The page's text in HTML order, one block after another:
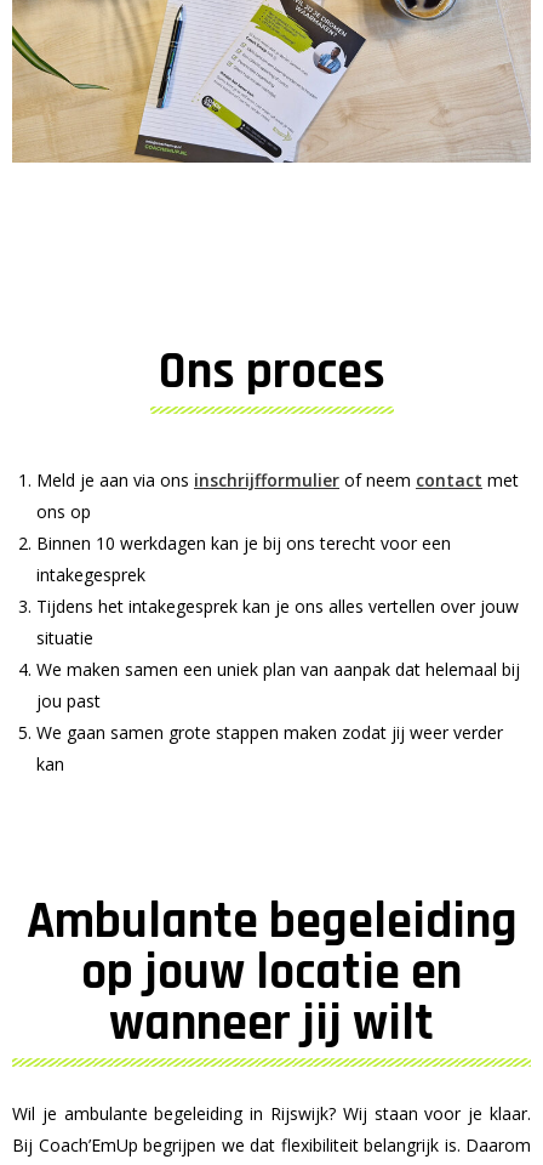
Ons proces
Meld je aan via ons inschrijfformulier of neem contact met
ons op
Binnen 10 werkdagen kan je bij ons terecht voor een
intakegesprek
Tijdens het intakegesprek kan je ons alles vertellen over jouw
situatie
We maken samen een uniek plan van aanpak dat helemaal bij
jou past
We gaan samen grote stappen maken zodat jij weer verder
kan
Ambulante begeleiding
op jouw locatie en
wanneer jij wilt
Wil je ambulante begeleiding in Rijswijk? Wij staan voor je klaar.
Bij Coach’EmUp begrijpen we dat flexibiliteit belangrijk is. Daarom